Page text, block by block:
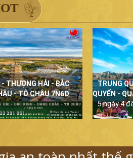
THƯỢNG HẢI - BẮC
- TÔ CHÂU 7N6D
TRUNG
QUYẾN -
5 ngày 4